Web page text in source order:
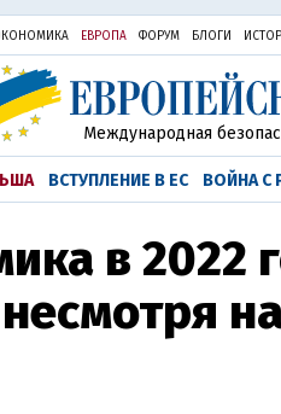
ЕВРОПА ФОРУМ БЛОГИ
Международная
ВСТУПЛЕНИЕ В ЕС ВОЙНА С
в 2022